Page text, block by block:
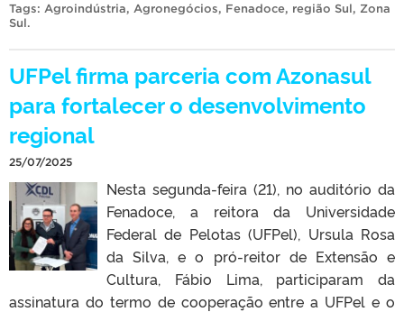
Tags: Agroindústria, Agronegócios, Fenadoce, região Sul, Zona
Sul.
UFPel firma parceria com Azonasul
para fortalecer o desenvolvimento
regional
25/07/2025
Nesta segunda-feira (21), no auditório da
Fenadoce, a reitora da Universidade
Federal de Pelotas (UFPel), Ursula Rosa
da Silva, e o pró-reitor de Extensão e
Cultura, Fábio Lima, participaram da
assinatura do termo de cooperação entre a UFPel e o